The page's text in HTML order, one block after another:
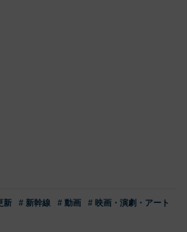
新 # 新幹線 # 動画
# 映画・演劇・アート